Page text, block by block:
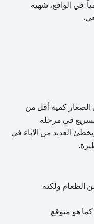
في الواقع، شهية
الصغار كمية أقل من
في مرحلة
العديد من الآباء في
الطعام ولكنه
كما هو متوقع